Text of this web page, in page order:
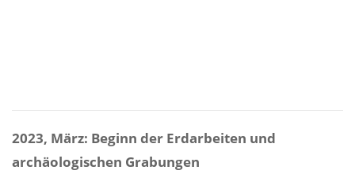
2023, März: Beginn der Erdarbeiten und
archäologischen Grabungen